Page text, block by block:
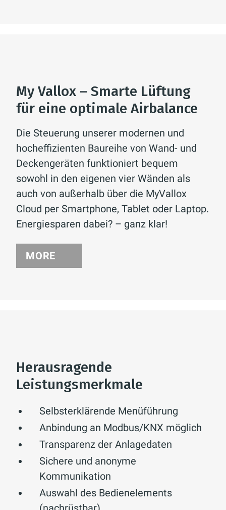
My Vallox – Smarte Lüftung
für eine optimale Airbalance
Die Steuerung unserer modernen und
hocheffizienten Baureihe von Wand- und
Deckengeräten funktioniert bequem
sowohl in den eigenen vier Wänden als
auch von außerhalb über die MyVallox
Cloud per Smartphone, Tablet oder Laptop.
Energiesparen dabei? – ganz klar!
MORE
Herausragende
Leistungsmerkmale
Selbsterklärende Menüführung
Anbindung an Modbus/KNX möglich
Transparenz der Anlagedaten
Sichere und anonyme
Kommunikation
Auswahl des Bedienelements